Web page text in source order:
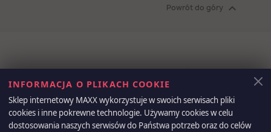
Powrót do góry 
Otrzymuj informację o nowościach i
wyprzedażach
INFORMACJA O PLIKACH COOKIE
Sklep internetowy MAXX wykorzystuje w swoich serwisach pliki
cookies i inne pokrewne technologie. Używamy cookies w celu
dostosowania naszych serwisów do Państwa potrzeb oraz do celów